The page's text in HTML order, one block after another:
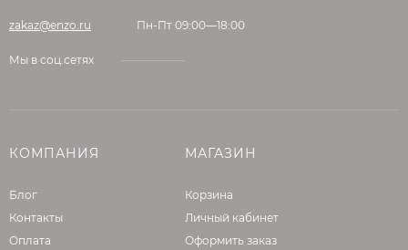
zakaz@enzo.ru Пн-Пт 09:00—18:00
Мы в соц.сетях
КОМПАНИЯ
Блог
Контакты
Оплата
МАГАЗИН
Корзина
Личный кабинет
Оформить заказ